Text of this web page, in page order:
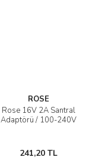
ROSE
Rose 16V 2A Santral
Adaptörü / 100-240V
241,20 TL